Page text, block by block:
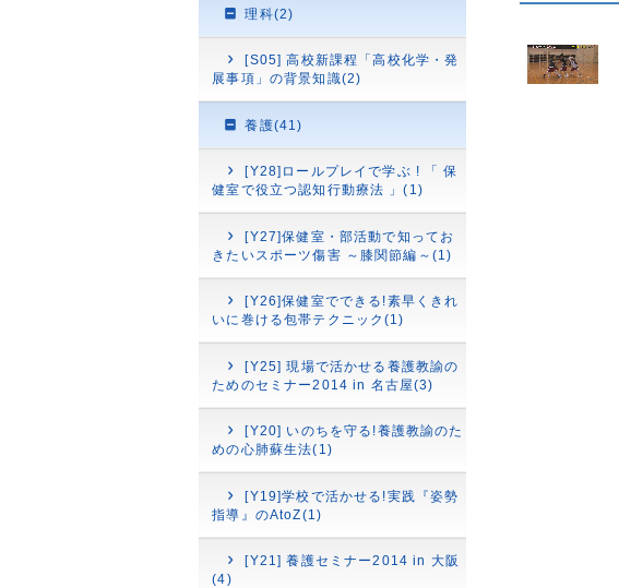
理科(2)
[S05] 高校新課程「高校化学・発
展事項」の背景知識(2)
養護(41)
[Y28]ロールプレイで学ぶ ! 「 保
健室で役立つ認知行動療法 」(1)
[Y27]保健室・部活動で知ってお
きたいスポーツ傷害 ～膝関節編～(1)
[Y26]保健室でできる!素早くきれ
いに巻ける包帯テクニック(1)
[Y25] 現場で活かせる養護教諭の
ためのセミナー2014 in 名古屋(3)
[Y20] いのちを守る!養護教諭のた
めの心肺蘇生法(1)
[Y19]学校で活かせる!実践『姿勢
指導』のAtoZ(1)
[Y21] 養護セミナー2014 in 大阪
(4)